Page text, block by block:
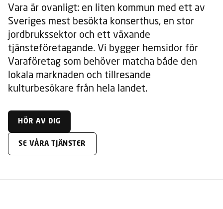
Vara är ovanligt: en liten kommun med ett av
Sveriges mest besökta konserthus, en stor
jordbrukssektor och ett växande
tjänsteföretagande. Vi bygger hemsidor för
Varaföretag som behöver matcha både den
lokala marknaden och tillresande
kulturbesökare från hela landet.
HÖR AV DIG
SE VÅRA TJÄNSTER